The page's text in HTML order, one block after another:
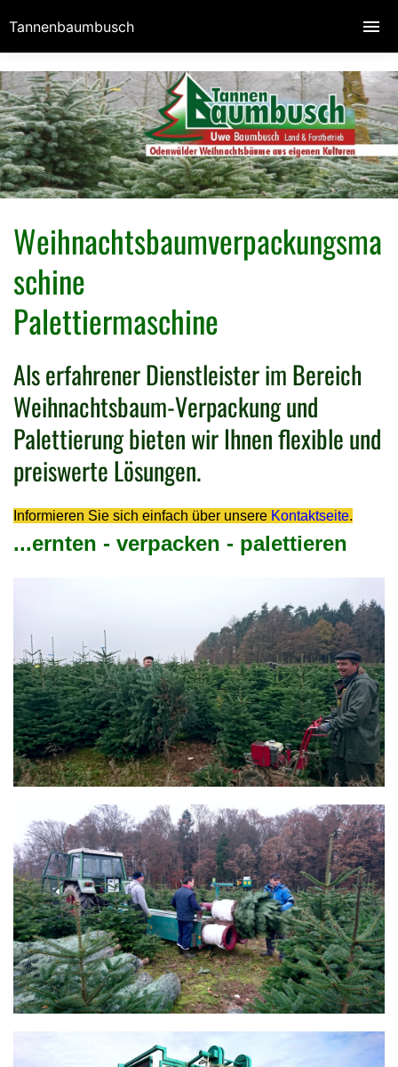
Weihnachtsbaumverpackungsma
schine
Palettiermaschine
Als erfahrener Dienstleister im Bereich
Weihnachtsbaum-Verpackung und
Palettierung bieten wir Ihnen flexible und
preiswerte Lösungen.
Informieren Sie sich einfach über unsere Kontaktseite.
...ernten - verpacken - palettieren
Tannenbaumbusch